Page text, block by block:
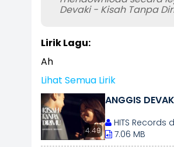
Devaki - Kisah Tanpa
Lirik Lagu:
Ah
Lihat Semua Lirik
4.49
ANGGIS
HITS Records
7.06 MB